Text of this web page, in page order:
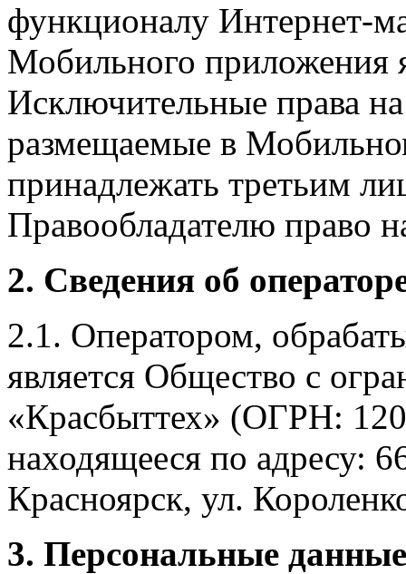
функционалу Интернет-
Мобильного приложения
Исключительные права
размещаемые в
принадлежать третьим
Правообладателю право
2. Сведения об
2.1. Оператором,
является Общество с
«Красбыттех» (ОГРН:
находящееся по адресу:
Красноярск, ул.
3. Персональные